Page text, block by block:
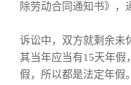
除劳动合同通知书》，
诉讼中，双方就剩余未
其当年应当有15天年假
假，所以都是法定年假